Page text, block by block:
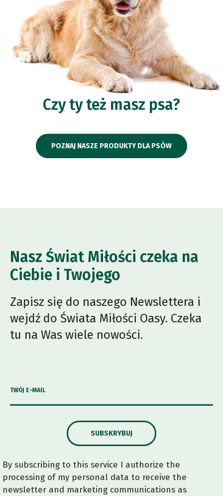
Czy ty też masz psa?
POZNAJ NASZE PRODUKTY DLA PSÓW
Nasz Świat Miłości czeka na
Ciebie i Twojego
Zapisz się do naszego Newslettera i
wejdź do Świata Miłości Oasy. Czeka
tu na Was wiele nowości.
TWÓJ E-MAIL
SUBSKRYBUJ
By subscribing to this service I authorize the
processing of my personal data to receive the
newsletter and marketing communications as